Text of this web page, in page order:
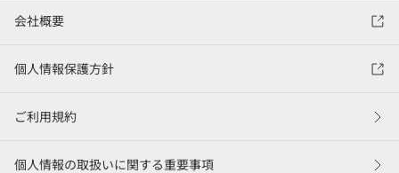
会社概要
個人情報保護方針
ご利用規約
個人情報の取扱いに関する重要事項